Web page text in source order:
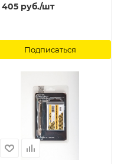
405 руб./шт
Подписаться